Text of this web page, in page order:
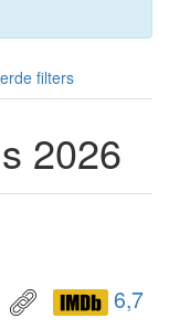
filters
2026
6,7